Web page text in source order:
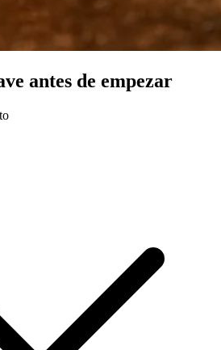
antes de empezar